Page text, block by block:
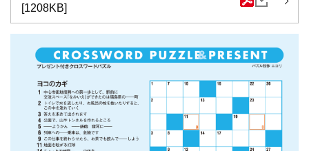
[1208KB]